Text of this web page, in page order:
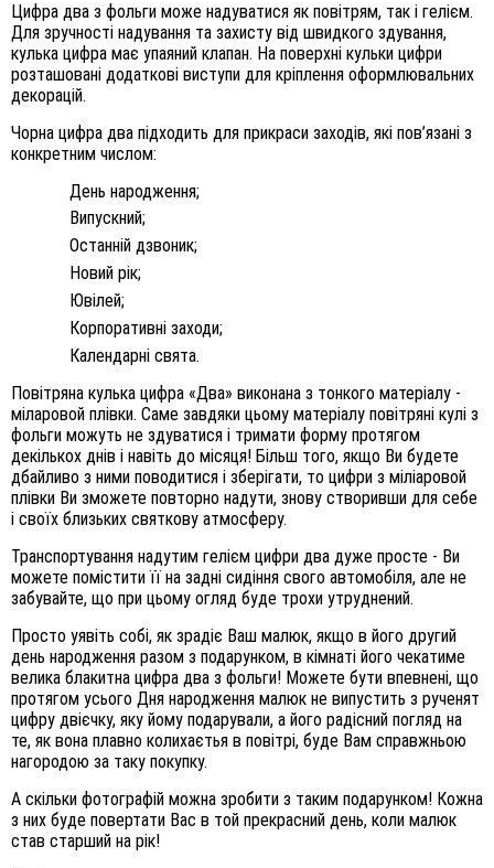
Цифра два з фольги може надуватися як повітрям, так і гелієм.
Для зручності надування та захисту від швидкого здування,
кулька цифра має упаяний клапан. На поверхні кульки цифри
розташовані додаткові виступи для кріплення оформлювальних
декорацій.
Чорна цифра два підходить для прикраси заходів, які пов’язані з
конкретним числом:
День народження;
Випускний;
Останній дзвоник;
Новий рік;
Ювілей;
Корпоративні заходи;
Календарні свята.
Повітряна кулька цифра «Два» виконана з тонкого матеріалу -
міларовой плівки. Саме завдяки цьому матеріалу повітряні кулі з
фольги можуть не здуватися і тримати форму протягом
декількох днів і навіть до місяця! Більш того, якщо Ви будете
дбайливо з ними поводитися і зберігати, то цифри з міліаровой
плівки Ви зможете повторно надути, знову створивши для себе
і своїх близьких святкову атмосферу.
Транспортування надутим гелієм цифри два дуже просте - Ви
можете помістити її на задні сидіння свого автомобіля, але не
забувайте, що при цьому огляд буде трохи утруднений.
Просто уявіть собі, як зрадіє Ваш малюк, якщо в його другий
день народження разом з подарунком, в кімнаті його чекатиме
велика блакитна цифра два з фольги! Можете бути впевнені, що
протягом усього Дня народження малюк не випустить з рученят
цифру двієчку, яку йому подарували, а його радісний погляд на
те, як вона плавно колихаєтья в повітрі, буде Вам справжньою
нагородою за таку покупку.
А скільки фотографій можна зробити з таким подарунком! Кожна
з них буде повертати Вас в той прекрасний день, коли малюк
став старший на рік!